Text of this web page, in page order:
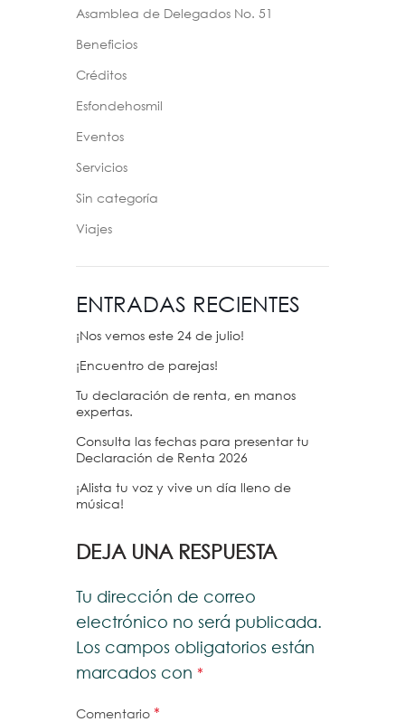
Asamblea de Delegados No. 51
Beneficios
Créditos
Esfondehosmil
Eventos
Servicios
Sin categoría
Viajes
ENTRADAS RECIENTES
¡Nos vemos este 24 de julio!
¡Encuentro de parejas!
Tu declaración de renta, en manos
expertas.
Consulta las fechas para presentar tu
Declaración de Renta 2026
¡Alista tu voz y vive un día lleno de
música!
DEJA UNA RESPUESTA
Tu dirección de correo
electrónico no será publicada.
Los campos obligatorios están
marcados con *
Comentario *